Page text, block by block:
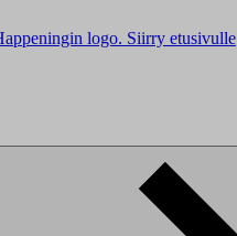
Siirry etusivulle